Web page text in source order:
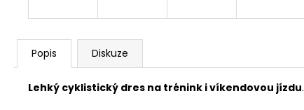
Popis Diskuze
Lehký cyklistický dres na trénink i víkendovou jízdu.